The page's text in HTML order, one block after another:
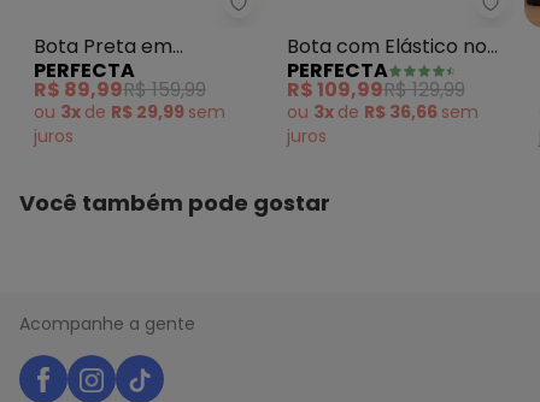
Perfecta - Bota Preta em
Bota Preta em
Camurça
PERFECTA
R$ 89,99R$ 159,99
ou 3x de R$ 29,99 sem
juros
Bota com Elástico no
Cano Preta
PERFECTA
R$ 109,99R$ 129,99
ou 3x de R$ 36,66 sem
juros
Você também pode gostar
Acompanhe a gente